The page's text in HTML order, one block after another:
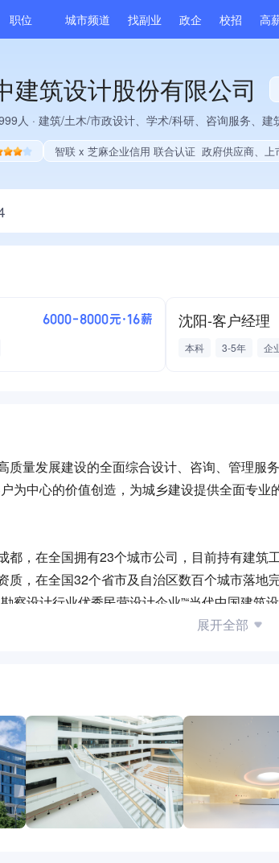
职位 城市频道 找副业 政企 校招 高
建筑设计股份有限公司
人 · 建筑/土木/市政设计、学术/科研、咨询服务、建
智联 x 芝麻企业信用 联合认证 政府供应商、上市企业供应商、国企供应商、战略性新兴领域创新能力、绝对控股12家公司、薪资水
6000-8000元·16薪 沈阳-客户经理
本科 3-5年 企
质量发展建设的全面综合设计、咨询、管理服
为中心的价值创造，为城乡建设提供全面专
都，在全国拥有23个城市公司，目前持有建
质，在全国32个省市及自治区数百个城市落地
察设计行业优秀民营设计企业”“当代中国建筑
展开全部